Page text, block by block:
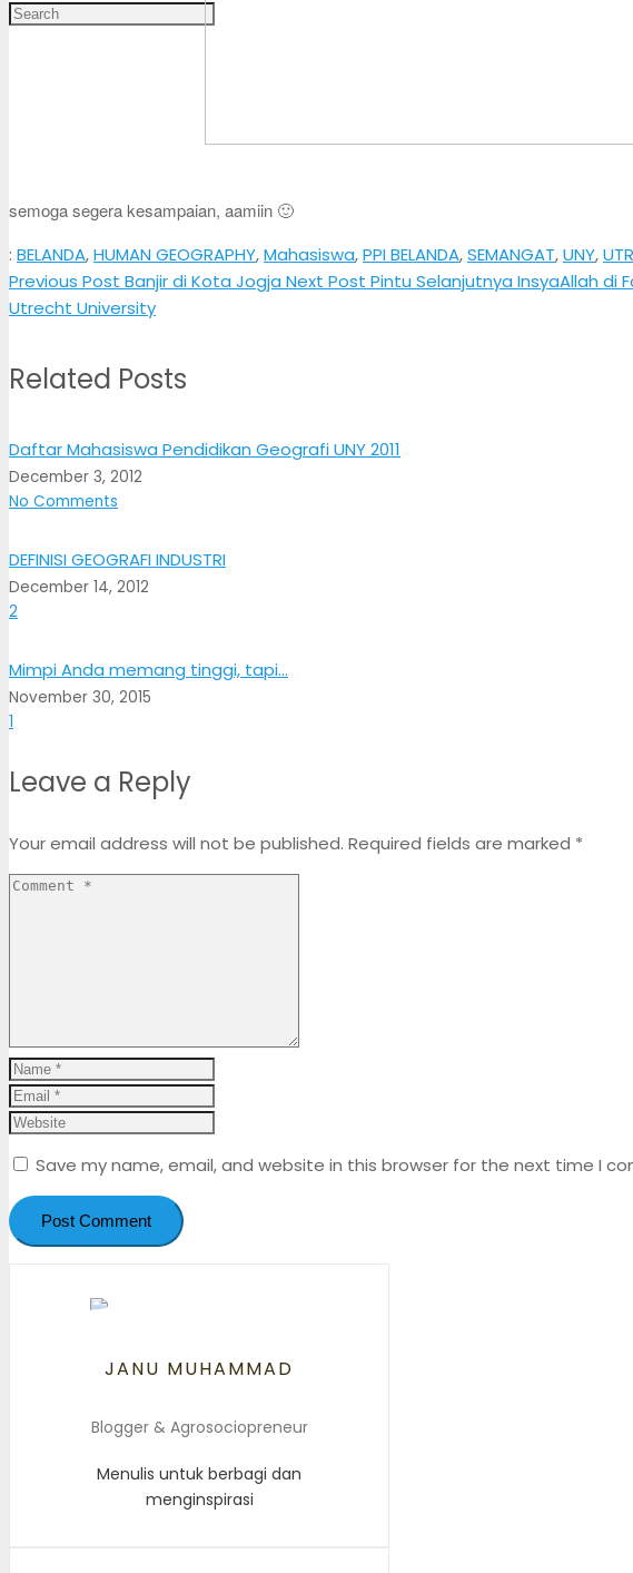
semoga segera kesampaian, aamiin 🙂
: BELANDA,HUMAN GEOGRAPHY,Mahasiswa,PPI BELANDA,SEMANGAT,UNY,
Previous Post Banjir di Kota Jogja Next Post Pintu Selanjutnya InsyaAllah di
Utrecht University
Related Posts
Daftar Mahasiswa Pendidikan Geografi UNY 2011
December 3, 2012
No Comments
DEFINISI GEOGRAFI INDUSTRI
December 14, 2012
2
Mimpi Anda memang tinggi, tapi…
November 30, 2015
1
Leave a Reply
Your email address will not be published. Required fields are marked *
Save my name, email, and website in this browser for the next time I
Post Comment
JANU MUHAMMAD
Blogger & Agrosociopreneur
Menulis untuk berbagi dan
menginspirasi